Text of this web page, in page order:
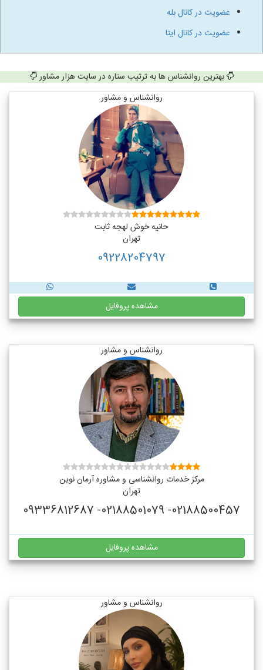
عضویت در کانال بله
عضویت در کانال ایتا
بهترین روانشناس ها به ترتیب ستاره در سایت هزار مشاور
روانشناس و مشاور
حانیه خوش لهجه ثابت
تهران
09228204797
مشاهده پروفایل
روانشناس و مشاور
مرکز خدمات روانشناسی و مشاوره آرمان نوین
تهران
02188500457- 02188501079- 09336812687
مشاهده پروفایل
روانشناس و مشاور